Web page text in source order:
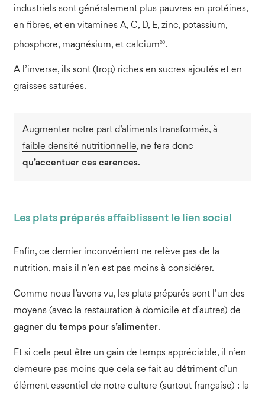
industriels sont généralement plus pauvres en protéines,
en fibres, et en vitamines A, C, D, E, zinc, potassium,
phosphore, magnésium, et calcium20.
A l’inverse, ils sont (trop) riches en sucres ajoutés et en
graisses saturées.
Augmenter notre part d’aliments transformés, à
faible densité nutritionnelle, ne fera donc
qu’accentuer ces carences.
Les plats préparés affaiblissent le lien social
Enfin, ce dernier inconvénient ne relève pas de la
nutrition, mais il n’en est pas moins à considérer.
Comme nous l’avons vu, les plats préparés sont l’un des
moyens (avec la restauration à domicile et d’autres) de
gagner du temps pour s’alimenter.
Et si cela peut être un gain de temps appréciable, il n’en
demeure pas moins que cela se fait au détriment d’un
élément essentiel de notre culture (surtout française) : la